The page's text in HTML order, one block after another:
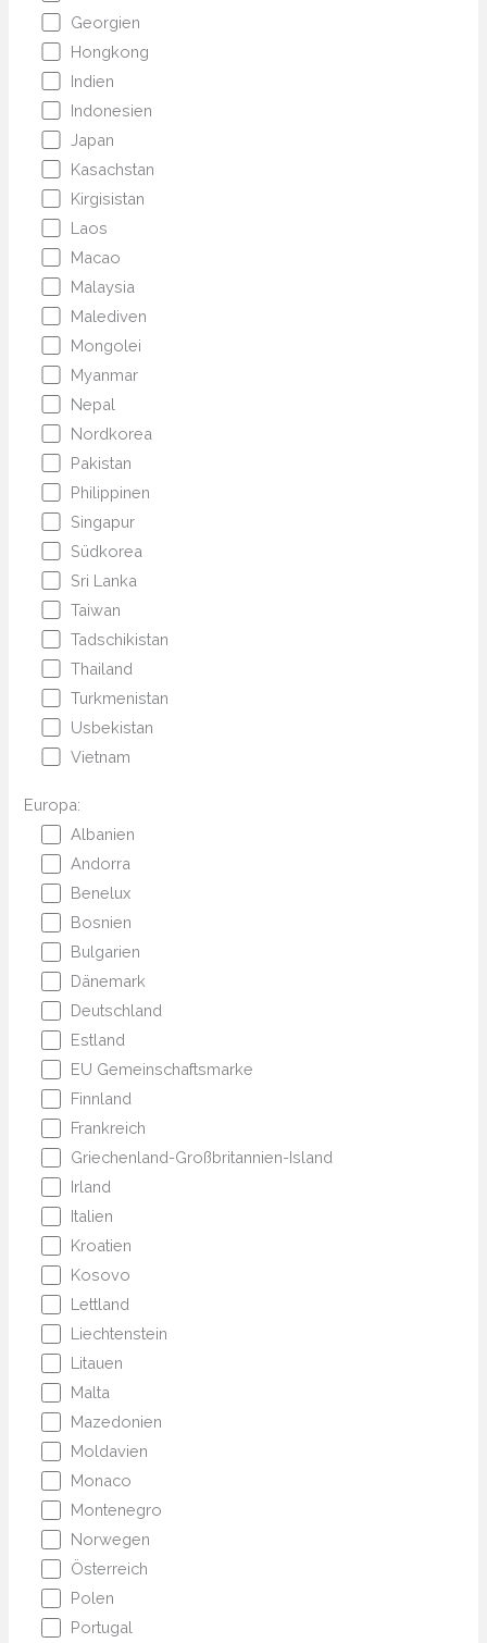
Georgien
Hongkong
Indien
Indonesien
Japan
Kasachstan
Kirgisistan
Laos
Macao
Malaysia
Malediven
Mongolei
Myanmar
Nepal
Nordkorea
Pakistan
Philippinen
Singapur
Südkorea
Sri Lanka
Taiwan
Tadschikistan
Thailand
Turkmenistan
Usbekistan
Vietnam
Europa:
Albanien
Andorra
Benelux
Bosnien
Bulgarien
Dänemark
Deutschland
Estland
EU Gemeinschaftsmarke
Finnland
Frankreich
Griechenland-Großbritannien-Island
Irland
Italien
Kroatien
Kosovo
Lettland
Liechtenstein
Litauen
Malta
Mazedonien
Moldavien
Monaco
Montenegro
Norwegen
Österreich
Polen
Portugal